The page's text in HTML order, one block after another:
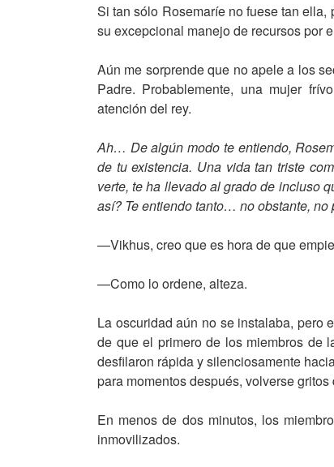
Si tan sólo Rosemaríe no fuese tan
su excepcional manejo de recursos por
Aún me sorprende que no apele a los
Padre. Probablemente, una mujer
atención del rey.
Ah… De algún modo te entiendo,
de tu existencia. Una vida tan triste
verte, te ha llevado al grado de incluso
así? Te entiendo tanto… no obstante, no
—Vikhus, creo que es hora de que
—Como lo ordene, alteza.
La oscuridad aún no se instalaba, pero
de que el primero de los miembros de
desfilaron rápida y silenciosamente
para momentos después, volverse gritos
En menos de dos minutos, los
inmovilizados.